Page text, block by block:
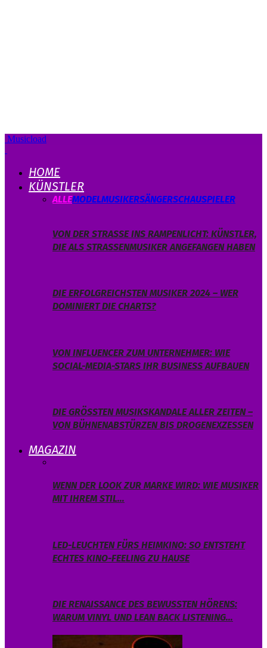
Musicload
HOME
KÜNSTLER
ALLEMODELMUSIKERSÄNGERSCHAUSPIELER
VON DER STRASSE INS RAMPENLICHT: KÜNSTLER, D
IE ALS STRASSENMUSIKER ANGEFANGEN HABEN
DIE ERFOLGREICHSTEN MUSIKER 2024 – WER
DOMINIERT DIE CHARTS?
VON INFLUENCER ZUM UNTERNEHMER: WIE
SOCIAL-MEDIA-STARS IHR BUSINESS AUFBAUEN
DIE GRÖSSTEN MUSIKSKANDALE ALLER ZEITEN – V
ON BÜHNENABSTÜRZEN BIS DROGENEXZESSEN
MAGAZIN
WENN DER LOOK ZUR MARKE WIRD: WIE MUSIKER
MIT IHREM STIL…
LED-LEUCHTEN FÜRS HEIMKINO: SO ENTSTEHT
ECHTES KINO-FEELING ZU HAUSE
DIE RENAISSANCE DES BEWUSSTEN HÖRENS:
WARUM VINYL UND LEAN BACK LISTENING…